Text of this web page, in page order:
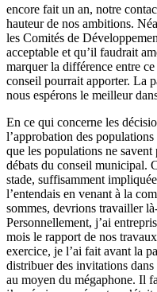
encore fait un an, notre
hauteur de nos ambitions.
les Comités de
acceptable et qu’il faudrait
marquer la différence entre
conseil pourrait apporter. La
nous espérons le meilleur
En ce qui concerne les
l’approbation des
que les populations ne savent
débats du conseil municipal.
stade, suffisamment
l’entendais en venant à la
sommes, devrions travailler
Personnellement, j’ai
mois le rapport de nos
exercice, je l’ai fait avant la
distribuer des invitations
au moyen du mégaphone. Il